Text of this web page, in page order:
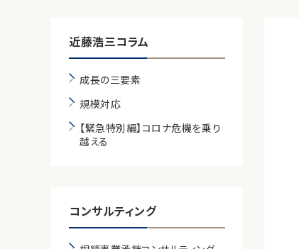
近藤浩三コラム
成長の三要素
規模対応
【緊急特別編】コロナ危機を乗り
越える
コンサルティング